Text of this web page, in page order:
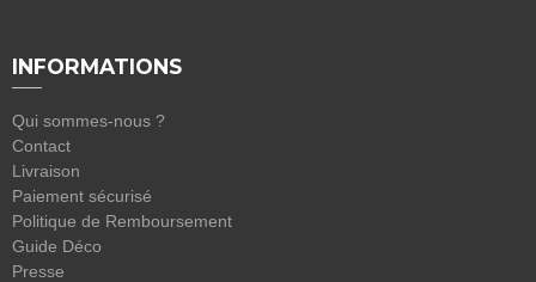
INFORMATIONS
Qui sommes-nous ?
Contact
Livraison
Paiement sécurisé
Politique de Remboursement
Guide Déco
Presse